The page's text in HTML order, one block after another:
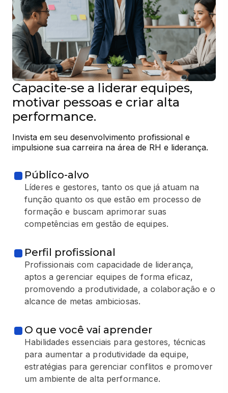
Capacite-se a liderar equipes,
motivar pessoas e criar alta
performance.
Invista em seu desenvolvimento profissional e
impulsione sua carreira na área de RH e liderança.
Público-alvo
Líderes e gestores, tanto os que já atuam na
função quanto os que estão em processo de
formação e buscam aprimorar suas
competências em gestão de equipes.
Perfil profissional
Profissionais com capacidade de liderança,
aptos a gerenciar equipes de forma eficaz,
promovendo a produtividade, a colaboração e o
alcance de metas ambiciosas.
O que você vai aprender
Habilidades essenciais para gestores, técnicas
para aumentar a produtividade da equipe,
estratégias para gerenciar conflitos e promover
um ambiente de alta performance.